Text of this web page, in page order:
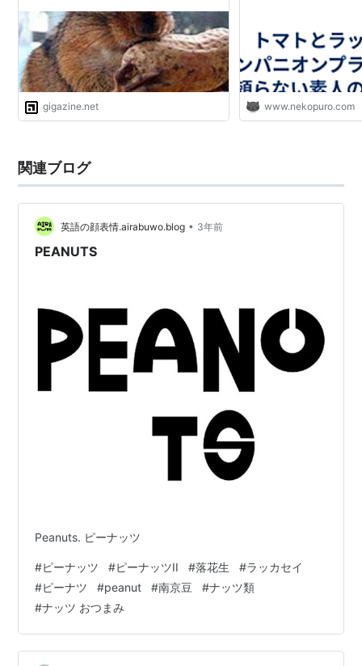
gigazine.net www.nekopuro.com
関連ブログ
英語の顔表情.airabuwo.blog • 3年前
PEANUTS
Peanuts. ピーナッツ
#ピーナッツ #ピーナッツII #落花生 #ラッカセイ
#ピーナツ #peanut #南京豆 #ナッツ類
#ナッツ おつまみ